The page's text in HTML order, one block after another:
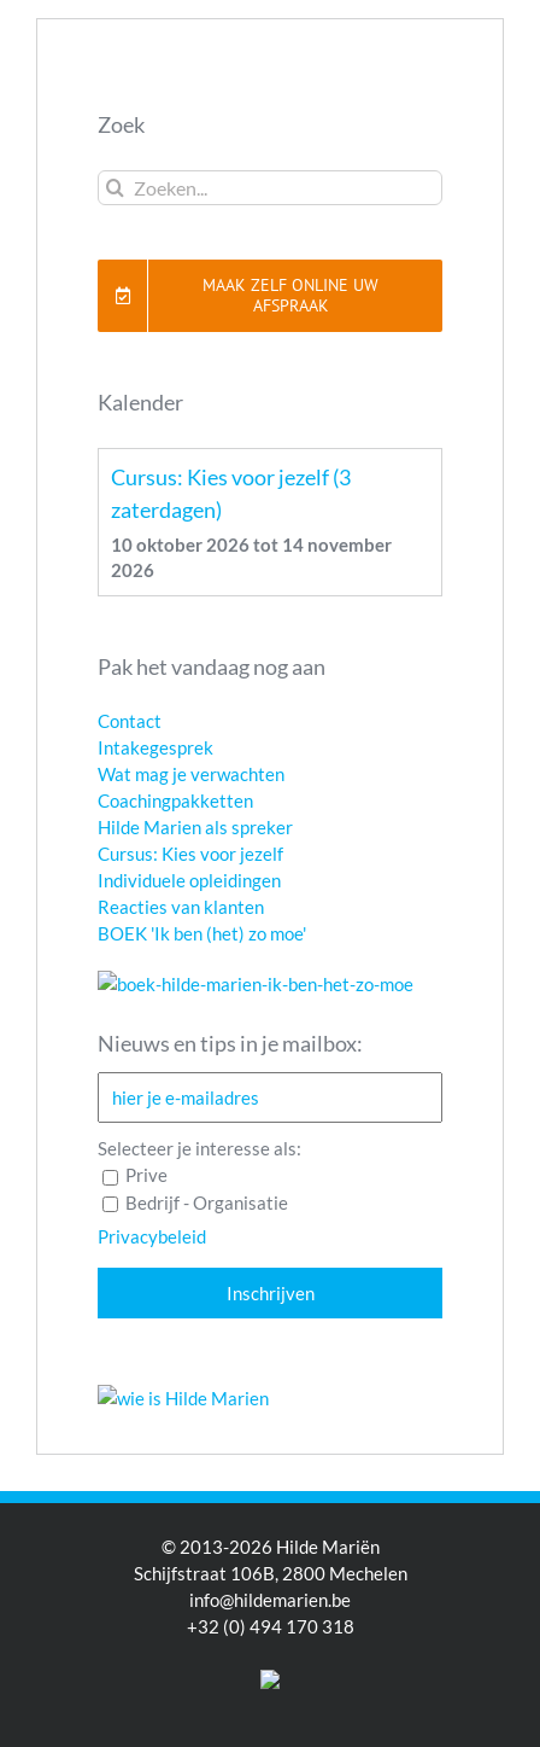
Zoek
Zoeken...
MAAK ZELF ONLINE UW
AFSPRAAK
Kalender
Cursus: Kies voor jezelf (3
zaterdagen)
10 oktober 2026tot 14 november
2026
Pak het vandaag nog aan
Contact
Intakegesprek
Wat mag je verwachten
Coachingpakketten
Hilde Marien als spreker
Cursus: Kies voor jezelf
Individuele opleidingen
Reacties van klanten
BOEK 'Ik ben (het) zo moe'
Nieuws en tips in je mailbox:
Selecteer je interesse als:
Prive
Bedrijf - Organisatie
Privacybeleid
© 2013-2026 Hilde Mariën
Schijfstraat 106B, 2800 Mechelen
info@hildemarien.be
+32 (0) 494 170 318